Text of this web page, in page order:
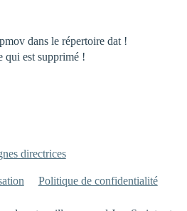
dans le répertoire dat !
qui est supprimé !
directrices
Politique de confidentialité